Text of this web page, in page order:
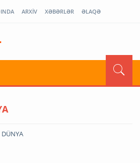
ARXİV XƏBƏRLƏR ƏLAQƏ